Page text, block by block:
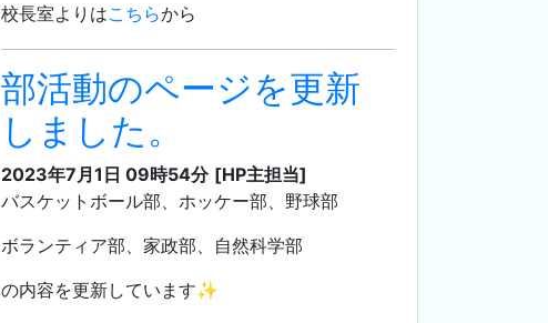
校長室よりはこちらから
部活動のページを更新
しました。
2023年7月1日 09時54分 [HP主担当]
バスケットボール部、ホッケー部、野球部
ボランティア部、家政部、自然科学部
の内容を更新しています✨